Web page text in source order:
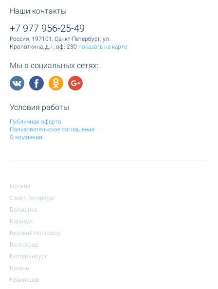
Наши контакты
+7 977 956-25-49
Россия, 197101, Санкт-Петербург, ул.
Кропоткина, д.1, оф. 230 показать на карте
Мы в социальных сетях:
Условия работы
Публичная оферта
Пользовательское соглашение
О компании
Москва
Санкт-Петербург
Балашиха
Барнаул
Великий Новгород
Волгоград
Екатеринбург
Казань
Краснодар